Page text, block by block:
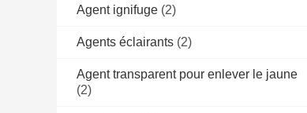
Agent ignifuge (2)
Agents éclairants (2)
Agent transparent pour enlever le jaune
(2)